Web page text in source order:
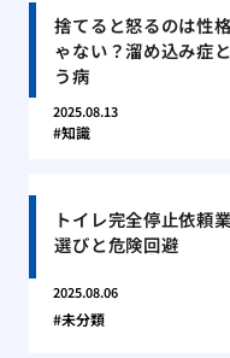
捨てると怒るのは性
ゃない？溜め込み症
う病
2025.08.13
知識
トイレ完全停止依頼
選びと危険回避
2025.08.06
未分類